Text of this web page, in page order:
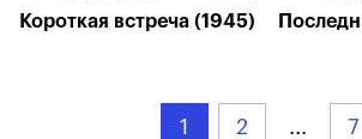
Короткая встреча (1945)
1 2 ... 7